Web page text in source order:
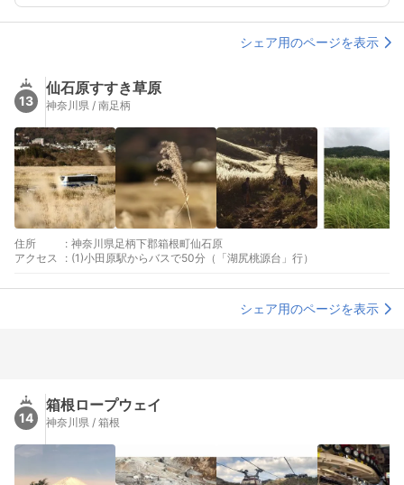
シェア用のページを表示
13
仙石原すすき草原
神奈川県 / 南足柄
住所 : 神奈川県足柄下郡箱根町仙石原
アクセス
: (1)小田原駅からバスで50分（「湖尻桃源台」行）
シェア用のページを表示
14
箱根ロープウェイ
神奈川県 / 箱根